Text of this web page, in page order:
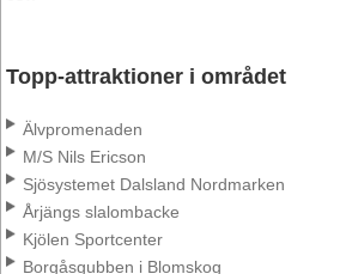
Topp-attraktioner i området
Älvpromenaden
M/S Nils Ericson
Sjösystemet Dalsland Nordmarken
Årjängs slalombacke
Kjölen Sportcenter
Borgåsgubben i Blomskog